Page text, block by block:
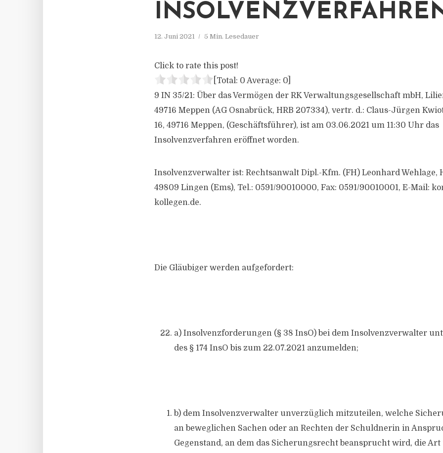
12. Juni 2021 5 Min. Lesedauer
Click to rate this post!
[Total: 0 Average: 0
9 IN 35/21: Über das Vermögen der RK Verwaltungsgesellschaft mbH,
49716 Meppen (AG Osnabrück, HRB 207334), vertr. d.: Claus-Jürgen
16, 49716 Meppen, (Geschäftsführer), ist am 03.06.2021 um 11:30 Uhr das
Insolvenzverfahren eröffnet worden.
Insolvenzverwalter ist: Rechtsanwalt Dipl.-Kfm. (FH) Leonhard Wehlage,
49809 Lingen (Ems), Tel.: 0591/90010000, Fax: 0591/90010001, E-Mail:
kollegen.de.
Die Gläubiger werden aufgefordert:
a) Insolvenzforderungen (§ 38 InsO) bei dem Insolvenzverwalter
des § 174 InsO bis zum 22.07.2021 anzumelden;
b) dem Insolvenzverwalter unverzüglich mitzuteilen, welche
an beweglichen Sachen oder an Rechten der Schuldnerin in
Gegenstand, an dem das Sicherungsrecht beansprucht wird, die